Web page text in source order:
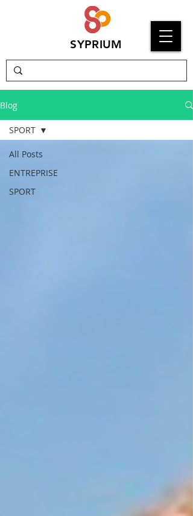
SYPRIUM
Blog
All Posts
ENTREPRISE
SPORT
SPORT